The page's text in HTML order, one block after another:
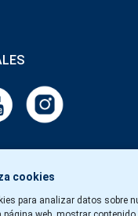
cookies
para analizar datos sobre